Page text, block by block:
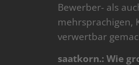
Bewerber- als
mehrsprachigen,
verwertbar
saatkorn.: Wie